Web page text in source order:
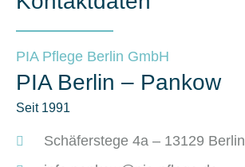
PIA Pflege Berlin GmbH
PIA Berlin – Pankow
Seit 1991
Schäferstege 4a – 13129 Berlin